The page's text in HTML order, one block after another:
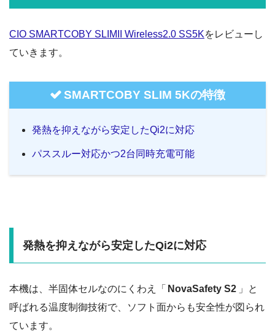
CIO SMARTCOBY SLIMII Wireless2.0 SS5Kをレビューし
ていきます。
SMARTCOBY SLIM 5Kの特徴
発熱を抑えながら安定したQi2に対応
パススルー対応かつ2台同時充電可能
発熱を抑えながら安定したQi2に対応
本機は、半固体セルなのにくわえ「 NovaSafety S2 」と
呼ばれる温度制御技術で、ソフト面からも安全性が図られ
ています。